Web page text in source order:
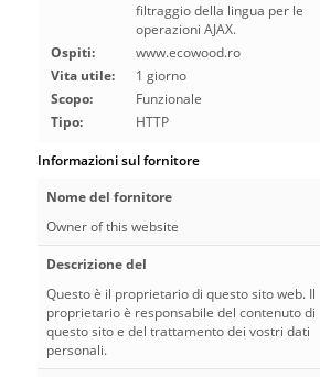
filtraggio della lingua per le
operazioni AJAX.
Ospiti:
www.ecowood.ro
Vita utile:
1 giorno
Scopo:
Funzionale
Tipo:
HTTP
Informazioni sul fornitore
Nome del fornitore
Owner of this website
Descrizione del
Questo è il proprietario di questo sito web. Il
proprietario è responsabile del contenuto di
questo sito e del trattamento dei vostri dati
personali.